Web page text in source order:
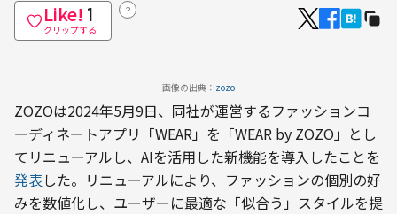
Like! 1
クリップする
？
画像の出典： zozo
ZOZOは2024年5月9日、同社が運営するファッションコ
ーディネートアプリ「WEAR」を「WEAR by ZOZO」とし
てリニューアルし、AIを活用した新機能を導入したことを
発表した。リニューアルにより、ファッションの個別の好
みを数値化し、ユーザーに最適な「似合う」スタイルを提